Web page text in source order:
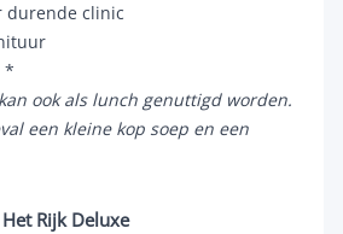
durende clinic
*
ook als lunch genuttigd worden.
een kleine kop soep en een
Rijk Deluxe